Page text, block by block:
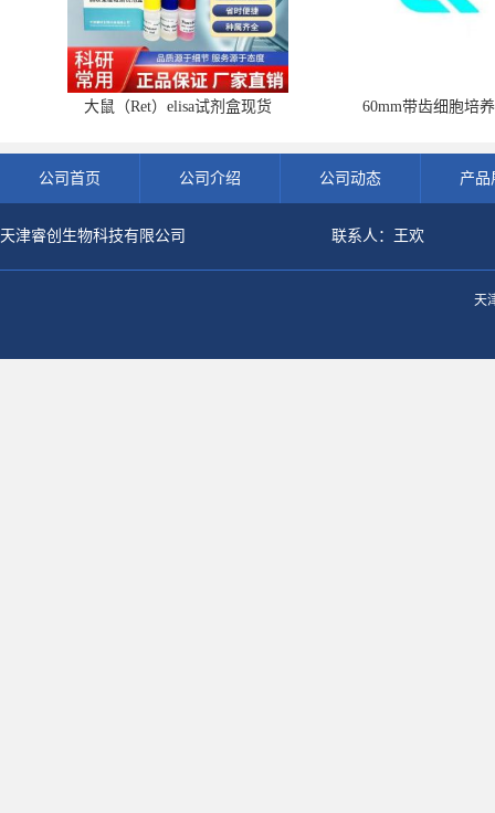
大鼠（Ret）elisa试剂盒现货 60mm带齿细胞培
公司首页 公司介绍 公司动态 产品
天津睿创生物科技有限公司 联系人：王欢
天